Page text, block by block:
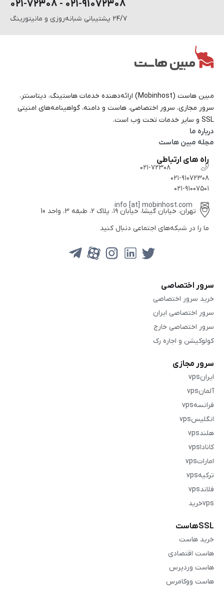
۰۲۱-۹۱۰۷۲۳۰۸ - ۰۲۱-۷۲۳۰۸
۲۴/۷ پشتیبانی شبانه‌روزی و مانیتورینگ
مبین هاست (Mobinhost) ارائه‌دهنده خدمات هاستینگ، دیتاسنتر،
سرور مجازی، سرور اختصاصی، هاست و دامنه، گواهینامه‌های امنیتی
SSL و سایر خدمات تحت وب است.
درباره ما
مجله مبین هاست
راه های ارتباطی
۰۲۱-۷۲۳۰۸
۰۲۱-۹۱۰۷۲۳۰۸
۰۲۱-۹۱۰۰۷۵۰۱
info [at] mobinhost.com
تهران، خیابان گیشا، خیابان ۱۹، پلاک 2، طبقه 3، واحد 10
ما را در شبکه‌های اجتماعی دنبال کنید
سرور اختصاصی
خرید سرور اختصاصی
سرور اختصاصی ایران
سرور اختصاصی خارج
کولوکیشن و اجاره رک
سرور مجازی
ایرانvps
آلمانvps
فرانسهvps
انگلیسvps
هلندvps
کاناداvps
اماراتvps
ترکیهvps
فلاندvps
vpsخرید
SSLهاست
خرید هاست
هاست اقتصادی
هاست وردپرس
هاست ووکامرس